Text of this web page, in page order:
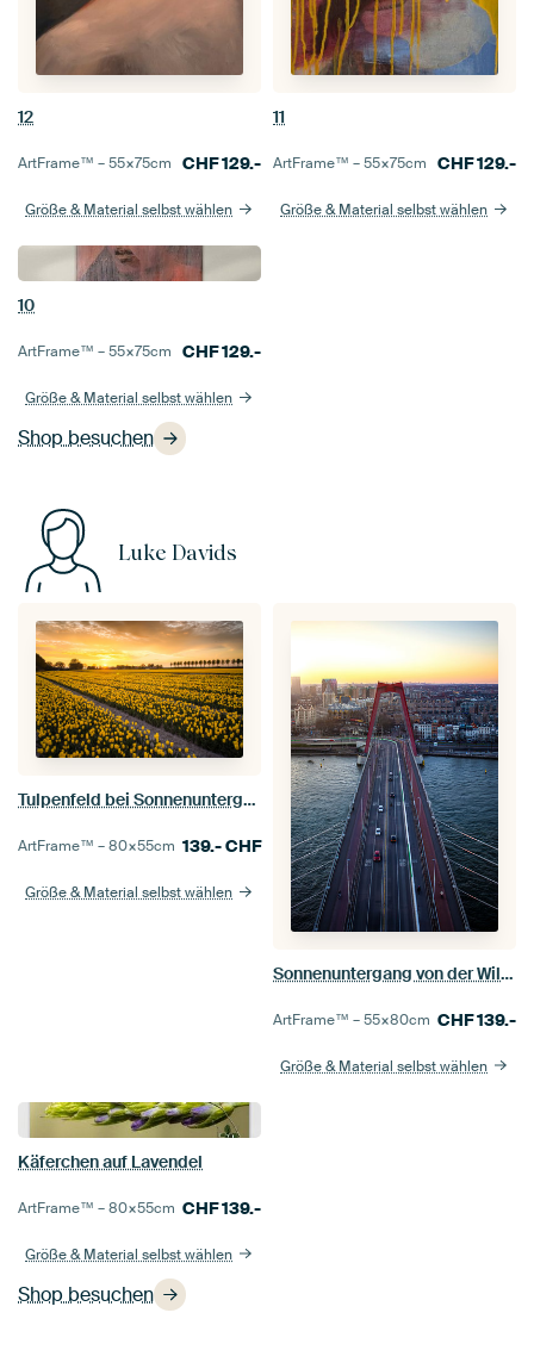
Shop besuchen
12
ArtFrame™ –55×75cm CHF129.-
Größe & Material selbst wählen
11
ArtFrame™ –55×75cm CHF129.-
Größe & Material selbst wählen
10
ArtFrame™ –55×75cm CHF129.-
Größe & Material selbst wählen
Luke Davids
Shop besuchen
Tulpenfeld bei Sonnenuntergang
ArtFrame™ –80×55cm 139.-CHF
Größe & Material selbst wählen
Sonnenuntergang von der Willemsbrücke aus
ArtFrame™ –55×80cm CHF139.-
Größe & Material selbst wählen
Käferchen auf Lavendel
ArtFrame™ –80×55cm CHF139.-
Größe & Material selbst wählen